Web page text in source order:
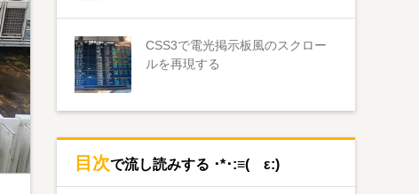
CSS3で電光掲示板風のスクロー
ルを再現する
目次で流し読みする ･*･:≡( ε:)